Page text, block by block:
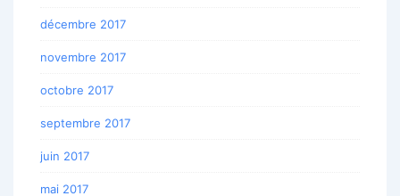
décembre 2017
novembre 2017
octobre 2017
septembre 2017
juin 2017
mai 2017